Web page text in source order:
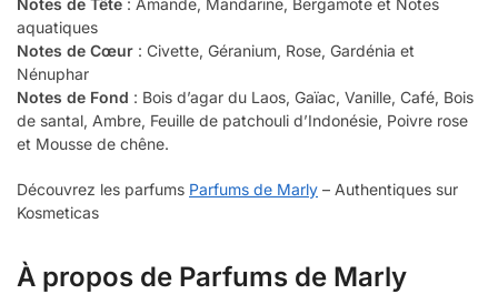
Notes de Tête : Amande, Mandarine, Bergamote et Notes
aquatiques
Notes de Cœur : Civette, Géranium, Rose, Gardénia et
Nénuphar
Notes de Fond : Bois d’agar du Laos, Gaïac, Vanille, Café, Bois
de santal, Ambre, Feuille de patchouli d’Indonésie, Poivre rose
et Mousse de chêne.
Découvrez les parfums Parfums de Marly – Authentiques sur
Kosmeticas
À propos de Parfums de Marly